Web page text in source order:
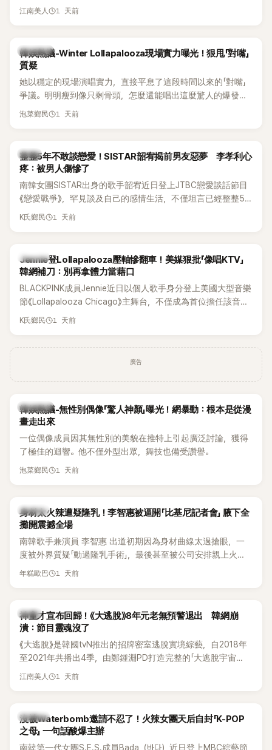
作品，躍升為韓劇新一代女神代表，不僅演技備受肯定，精緻
細身材下的超狂背肌與肩膀線條，反差感十足，讓不少網友看
傻直呼：「原來她身材這麼猛！」
江南美人 1 天前
熱議討論
韓娛熱議-Winter Lollapalooza現場實力曝光！狠甩「對嘴」
質疑
她以穩定的現場演唱實力，直接平息了這段時間以來的「對嘴」
爭議。明明瘦到像只剩骨頭，怎麼還能唱出這麼驚人的爆發力
和音量？
泡菜鄉民 1 天前
韓星
整整5年不敢談戀愛！SISTAR韶宥揭前男友惡夢 李孝利心
疼：被男人傷慘了
南韓女團SISTAR出身的歌手韶宥近日登上JTBC戀愛談話節目
《戀愛戰爭》，罕見談及自己的感情生活，不僅坦言已經整整5
年沒有談戀愛，更首度透露空窗至今的原因，全與上一段戀情
K氏鄉民 1 天前
K-POP
Jennie登Lollapalooza壓軸慘翻車！美媒狠批「像唱KTV」
韓網補刀：別再拿體力當藉口
BLACKPINK成員Jennie近日以個人歌手身分登上美國大型音樂
節《Lollapalooza Chicago》主舞台，不僅成為首位擔任該音樂
節Headliner（壓軸主秀）的K-POP女SOLO歌手，寫下全新紀
K氏鄉民 1 天前
廣告
熱議討論
韓娛熱議-無性別偶像「驚人神顏」曝光！網暴動：根本是從漫
畫走出來
一位偶像成員因其無性別的美貌在推特上引起廣泛討論，獲得
了極佳的迴響。他不僅外型出眾，舞技也備受讚譽。
泡菜鄉民 1 天前
K-POP
身材太火辣遭疑隆乳！李智惠被逼開「比基尼記者會」 腋下全
攤開震撼全場
南韓歌手兼演員 李智惠 出道初期因為身材曲線太過搶眼，一
度被外界質疑「動過隆乳手術」，最後甚至被公司安排親上火
線，召開前所未見的「泳裝記者會」澄清。這場記者會後來還被
熱議。 2日播出的 SBS 綜藝節目《我的經紀人太難搞－秘書
鎮》，邀請同時兼顧工作與育兒的演藝圈代表「媽媽群」——李智
惠、李賢怡、李恩亨，以第13位「My Star」身分登場，分享最真
實的生活日常。 節目一開始，李瑞鎮 率先與李智惠會合，兩人
邊搭車邊聊天，氣氛輕鬆。聊到最近的新聞，李瑞鎮突然直球
發問：「妳不是上新聞了？說妳去做整形？是人中縮短手術嗎？」
延燒到過去的爭議。李瑞鎮脫口補刀：「妳以前不是還在游泳池
開過記者會？」直接點名她當年的風波。李智惠聽了忍不住笑
說：「哥怎麼連這個都知道？」李瑞鎮則回嘴：「那時候新聞鬧那
年糕歐巴 1 天前
韓星
神童才宣布回歸！《大逃脫》8年元老無預警退出 韓網崩
潰：節目靈魂沒了
《大逃脫》是韓國tvN推出的招牌密室逃脫實境綜藝，自2018年
至2021年共播出4季，由鄭鍾淵PD打造完整的「大逃脫宇宙
（DTCU）」，憑藉燒腦劇情、電影級場景與龐大世界觀，累積
江南美人 1 天前
K-POP
沒被Waterbomb邀請不忍了！火辣女團天后自封「K-POP
之母」 一句話酸爆主辦
南韓第一代女團S.E.S.成員Bada（바다）近日登上MBC綜藝節